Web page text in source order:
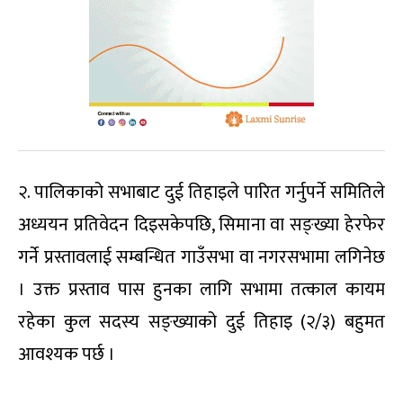
२. पालिकाको सभाबाट दुई तिहाइले पारित गर्नुपर्ने समितिले
अध्ययन प्रतिवेदन दिइसकेपछि, सिमाना वा सङ्ख्या हेरफेर
गर्ने प्रस्तावलाई सम्बन्धित गाउँसभा वा नगरसभामा लगिनेछ
। उक्त प्रस्ताव पास हुनका लागि सभामा तत्काल कायम
रहेका कुल सदस्य सङ्ख्याको दुई तिहाइ (२/३) बहुमत
आवश्यक पर्छ ।